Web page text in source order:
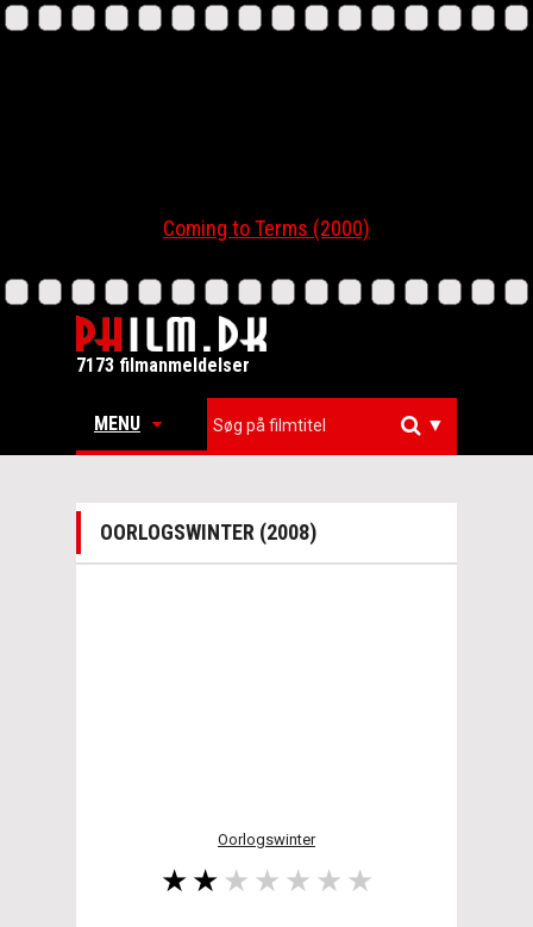
Coming to Terms (2000)
7173 filmanmeldelser
MENU ▼
OORLOGSWINTER (2008)
Oorlogswinter